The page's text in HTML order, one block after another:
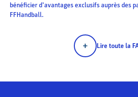
bénéficier d’avantages exclusifs auprès des
FFHandball.
Lire toute la